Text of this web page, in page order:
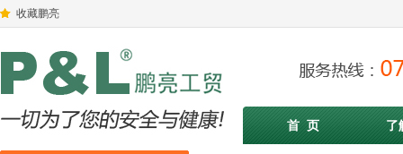
收藏鹏亮
首 页 了